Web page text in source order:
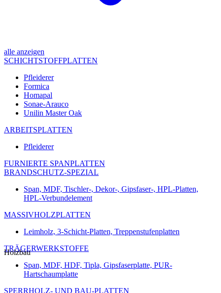
alle anzeigen
SCHICHTSTOFFPLATTEN
Pfleiderer
Formica
Homapal
Sonae-Arauco
Unilin Master Oak
ARBEITSPLATTEN
Pfleiderer
FURNIERTE SPANPLATTEN
BRANDSCHUTZ-SPEZIAL
Span, MDF, Tischler-, Dekor-, Gipsfaser-, HPL-Platten,
HPL-Verbundelement
MASSIVHOLZPLATTEN
Leimholz, 3-Schicht-Platten, Treppenstufenplatten
TRÄGERWERKSTOFFE
Span, MDF, HDF, Tipla, Gipsfaserplatte, PUR-
Hartschaumplatte
SPERRHOLZ- UND BAU-PLATTEN
Holzbau